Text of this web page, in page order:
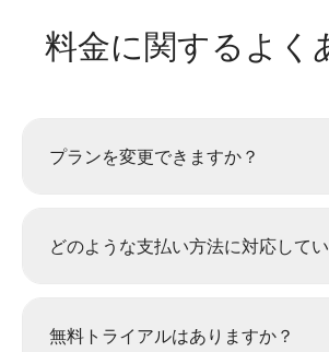
料金に関するよく
プランを変更できますか？
どのような支払い方法に対応して
無料トライアルはありますか？